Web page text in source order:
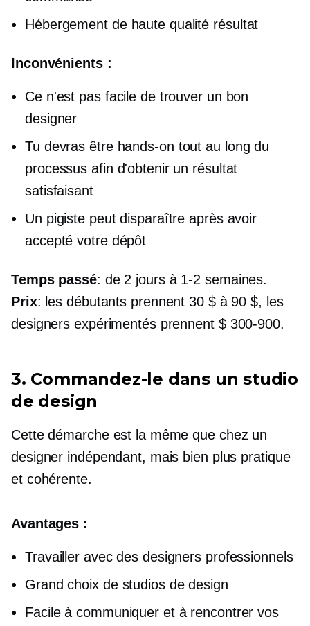
Hébergement de haute qualité résultat
Inconvénients :
Ce n'est pas facile de trouver un bon
designer
Tu devras être hands-on tout au long du
processus afin d'obtenir un résultat
satisfaisant
Un pigiste peut disparaître après avoir
accepté votre dépôt
Temps passé: de 2 jours à 1-2 semaines.
Prix: les débutants prennent30 $ à 90 $, les
designers expérimentés prennent $ 300-900.
3. Commandez-le dans un studio
de design
Cette démarche est la même que chez un
designer indépendant, mais bien plus pratique
et cohérente.
Avantages :
Travailler avec des designers professionnels
Grand choix de studios de design
Facile à communiquer et à rencontrer vos